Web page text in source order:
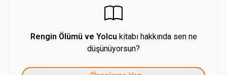
Çarpın bilinç kapılarımı
Salın beni o günün uçurtmasının peşine
Rengin Ölümü ve Yolcu kitabı hakkında sen ne
düşünüyorsun?